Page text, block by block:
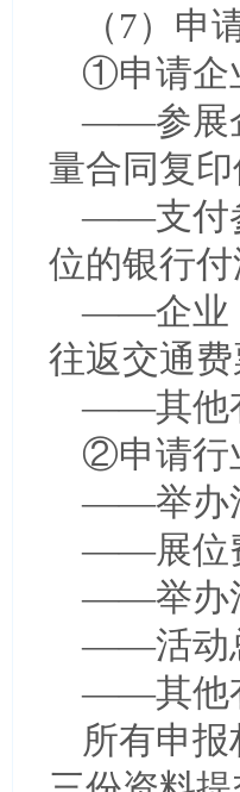
（7）申
①申请企
——参展
量合同复印
——支付
位的银行付
——企业
往返交通
——其他
②申请行
——举办
——展位
——举办
——活动
——其他
所有申